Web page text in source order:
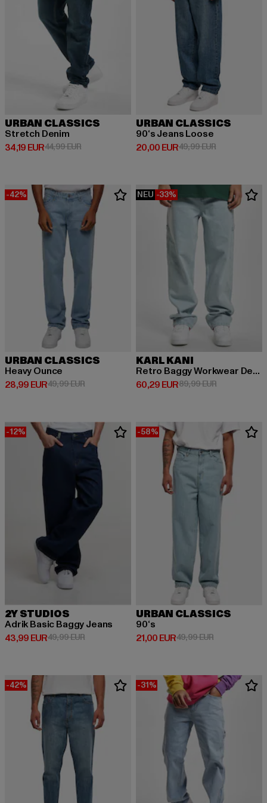
URBAN CLASSICS
Stretch Denim
34,19 EUR
Derzeitiger Preis: 34,19 EUR
44,99 EURAktionspreis: 44,99 EUR
URBAN CLASSICS
90‘s Jeans Loose
20,00 EUR
Derzeitiger Preis: 20,00 EUR
49,99 EURAktionspreis:
-42%
URBAN CLASSICS
Heavy Ounce
28,99 EUR
Derzeitiger Preis: 28,99 EUR
49,99 EURAktionspreis: 49,99 EUR
NEU -33%
KARL KANI
Retro Baggy Workwear Denim Loose Fit
60,29 EUR
Derzeitiger Preis: 60,29 EUR
89,99 EURAktionspreis:
-12%
2Y STUDIOS
Adrik Basic Baggy Jeans
43,99 EUR
Derzeitiger Preis: 43,99 EUR
49,99 EURAktionspreis: 49,99 EUR
-58%
URBAN CLASSICS
90‘s
21,00 EUR
Derzeitiger Preis: 21,00 EUR
49,99 EURAktionspreis:
-42% -31%